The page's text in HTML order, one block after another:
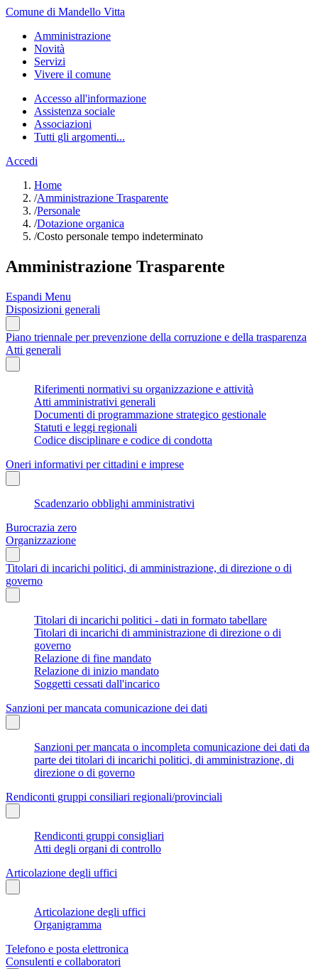
Comune di Mandello Vitta
Amministrazione
Novità
Servizi
Vivere il comune
Accesso all'informazione
Assistenza sociale
Associazioni
Tutti gli argomenti...
Accedi
Home
/Amministrazione Trasparente
/Personale
/Dotazione organica
/Costo personale tempo indeterminato
Amministrazione Trasparente
Espandi Menu
Disposizioni generali
Piano triennale per prevenzione della corruzione e della trasparenza
Atti generali
Riferimenti normativi su organizzazione e attività
Atti amministrativi generali
Documenti di programmazione strategico gestionale
Statuti e leggi regionali
Codice disciplinare e codice di condotta
Oneri informativi per cittadini e imprese
Scadenzario obblighi amministrativi
Burocrazia zero
Organizzazione
Titolari di incarichi politici, di amministrazione, di direzione o di
governo
Titolari di incarichi politici - dati in formato tabellare
Titolari di incarichi di amministrazione di direzione o di
governo
Relazione di fine mandato
Relazione di inizio mandato
Soggetti cessati dall'incarico
Sanzioni per mancata comunicazione dei dati
Sanzioni per mancata o incompleta comunicazione dei dati da
parte dei titolari di incarichi politici, di amministrazione, di
direzione o di governo
Rendiconti gruppi consiliari regionali/provinciali
Rendiconti gruppi consigliari
Atti degli organi di controllo
Articolazione degli uffici
Articolazione degli uffici
Organigramma
Telefono e posta elettronica
Consulenti e collaboratori